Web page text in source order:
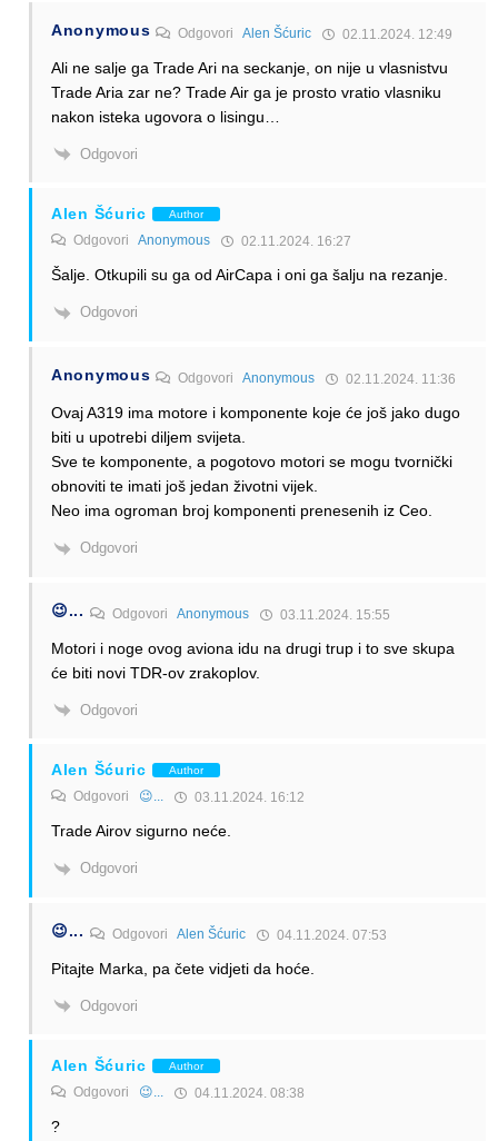
Anonymous OdgovoriAlen Šćuric 02.11.2024. 12:49
Ali ne salje ga Trade Ari na seckanje, on nije u vlasnistvu
Trade Aria zar ne? Trade Air ga je prosto vratio vlasniku
nakon isteka ugovora o lisingu…
Odgovori
Alen Šćuric Author
Odgovori Anonymous 02.11.2024. 16:27
Šalje. Otkupili su ga od AirCapa i oni ga šalju na rezanje.
Odgovori
Anonymous OdgovoriAnonymous 02.11.2024. 11:36
Ovaj A319 ima motore i komponente koje će još jako dugo
biti u upotrebi diljem svijeta.
Sve te komponente, a pogotovo motori se mogu tvornički
obnoviti te imati još jedan životni vijek.
Neo ima ogroman broj komponenti prenesenih iz Ceo.
Odgovori
😉... Odgovori Anonymous 03.11.2024. 15:55
Motori i noge ovog aviona idu na drugi trup i to sve skupa
će biti novi TDR-ov zrakoplov.
Odgovori
Alen Šćuric Author
Odgovori 😉... 03.11.2024. 16:12
Trade Airov sigurno neće.
Odgovori
😉... Odgovori Alen Šćuric 04.11.2024. 07:53
Pitajte Marka, pa čete vidjeti da hoće.
Odgovori
Alen Šćuric Author
Odgovori 😉... 04.11.2024. 08:38
?